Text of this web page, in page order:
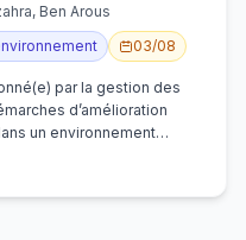
Ben Arous
03/08
par la gestion des
d’amélioration
un environnement